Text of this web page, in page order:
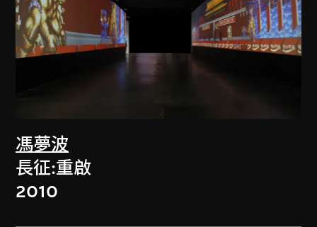
馮夢波
長征:重啟
2010